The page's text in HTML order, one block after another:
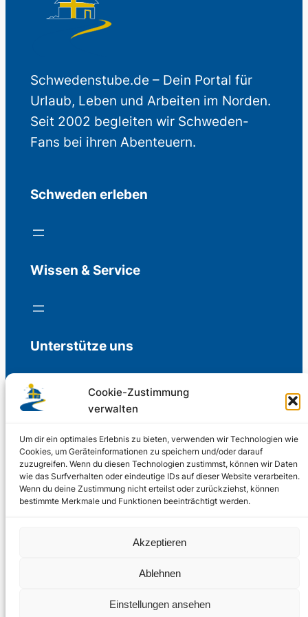
Cookie-Zustimmung
verwalten
Um dir ein optimales Erlebnis zu bieten, verwenden wir Technologien wie
Cookies, um Geräteinformationen zu speichern und/oder darauf
zuzugreifen. Wenn du diesen Technologien zustimmst, können wir Daten
wie das Surfverhalten oder eindeutige IDs auf dieser Website verarbeiten.
Wenn du deine Zustimmung nicht erteilst oder zurückziehst, können
bestimmte Merkmale und Funktionen beeinträchtigt werden.
Akzeptieren
Ablehnen
Einstellungen ansehen
Schwedenstube.de – Dein Portal für
Urlaub, Leben und Arbeiten im Norden.
Seit 2002 begleiten wir Schweden-
Fans bei ihren Abenteuern.
Schweden erleben
Wissen & Service
Unterstütze uns
Freiwillige Spenden für die Aufrechterhaltung
Support us
© 2002 – 2026